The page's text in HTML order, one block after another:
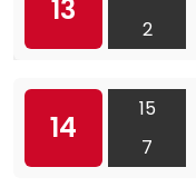
13
2
14
15
7